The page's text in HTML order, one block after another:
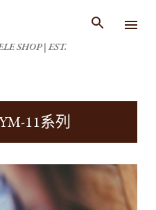
SHOP | EST.
11系列